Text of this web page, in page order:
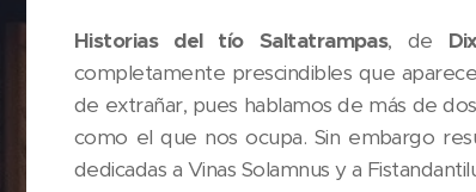
Historias del tío Saltatrampas, de
completamente prescindibles que
de extrañar, pues hablamos de más de
como el que nos ocupa. Sin embargo
dedicadas a Vinas Solamnus y a